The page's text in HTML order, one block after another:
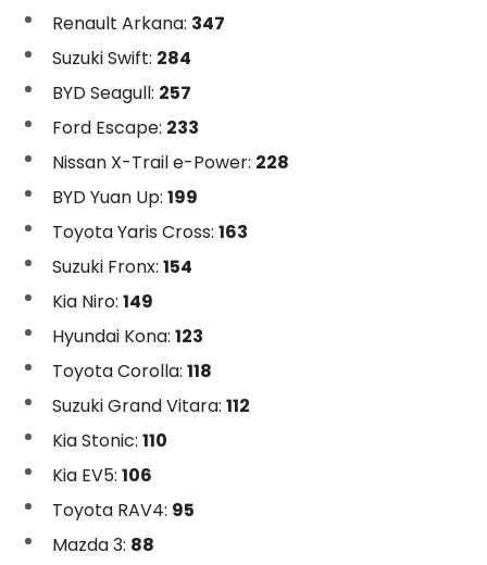
Renault Arkana: 347
Suzuki Swift: 284
BYD Seagull: 257
Ford Escape: 233
Nissan X-Trail e-Power: 228
BYD Yuan Up: 199
Toyota Yaris Cross: 163
Suzuki Fronx: 154
Kia Niro: 149
Hyundai Kona: 123
Toyota Corolla: 118
Suzuki Grand Vitara: 112
Kia Stonic: 110
Kia EV5: 106
Toyota RAV4: 95
Mazda 3: 88